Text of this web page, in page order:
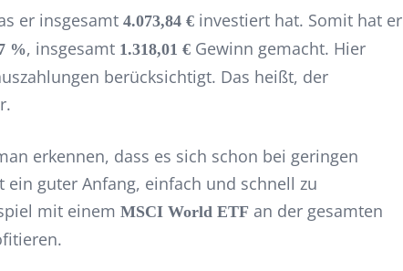
er insgesamt 4.073,84 € investiert hat. Somit hat er
%, insgesamt 1.318,01 € Gewinn gemacht. Hier
berücksichtigt. Das heißt, der
erkennen, dass es sich schon bei geringen
ein guter Anfang, einfach und schnell zu
mit einem MSCI World ETF an der gesamten